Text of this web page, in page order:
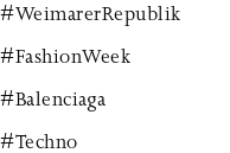
#WeimarerRepublik
#FashionWeek
#Balenciaga
#Techno